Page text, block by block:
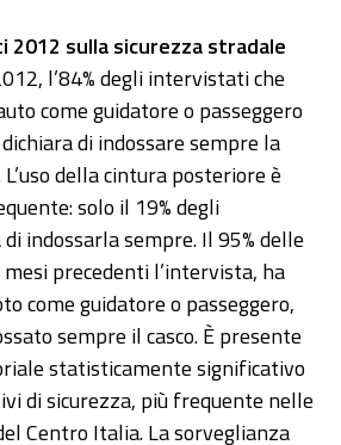
sulla sicurezza stradale
l’84% degli intervistati che
come guidatore o passeggero
di indossare sempre la
della cintura posteriore è
solo il 19% degli
indossarla sempre. Il 95% delle
precedenti l’intervista, ha
come guidatore o passeggero,
sempre il casco. È presente
statisticamente significativo
di sicurezza, più frequente nelle
Centro Italia. La sorveglianza